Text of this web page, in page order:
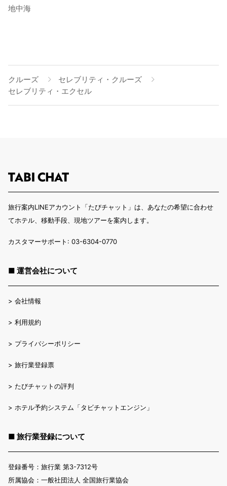
地中海
クルーズ
セレブリティ・クルーズ
セレブリティ・エクセル
旅行案内LINEアカウント「たびチャット」は、あなたの希望に合わせ
てホテル、移動手段、現地ツアーを案内します。
カスタマーサポート: 03-6304-0770
■ 運営会社について
> 会社情報
> 利用規約
> プライバシーポリシー
> 旅行業登録票
> たびチャットの評判
> ホテル予約システム「タビチャットエンジン」
■ 旅行業登録について
登録番号：旅行業 第3-7312号
所属協会：一般社団法人 全国旅行業協会